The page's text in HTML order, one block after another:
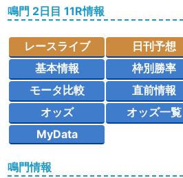
鳴門 2日目 11R情報
レースライブ 日刊予想
基本情報
枠別勝率
モータ比較
直前情報
オッズ
オッズ一覧
MyData
鳴門情報